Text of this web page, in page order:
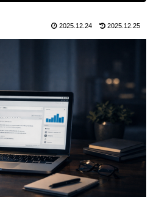
2025.12.24 2025.12.25